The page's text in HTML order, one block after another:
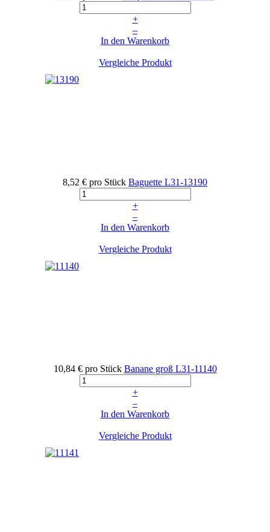
+
–
In den Warenkorb
Vergleiche Produkt
8,52 € pro Stück Baguette L31-13190
+
–
In den Warenkorb
Vergleiche Produkt
10,84 € pro Stück Banane groß L31-11140
+
–
In den Warenkorb
Vergleiche Produkt